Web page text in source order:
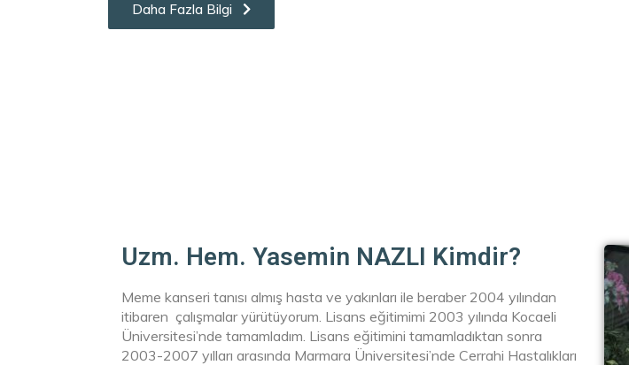
Daha Fazla Bilgi
Uzm. Hem. Yasemin NAZLI Kimdir?
Meme kanseri tanısı almış hasta ve yakınları ile beraber 2004 yılından
itibaren çalışmalar yürütüyorum. Lisans eğitimimi 2003 yılında Kocaeli
Üniversitesi’nde tamamladım. Lisans eğitimini tamamladıktan sonra
2003-2007 yılları arasında Marmara Üniversitesi’nde Cerrahi Hastalıkları